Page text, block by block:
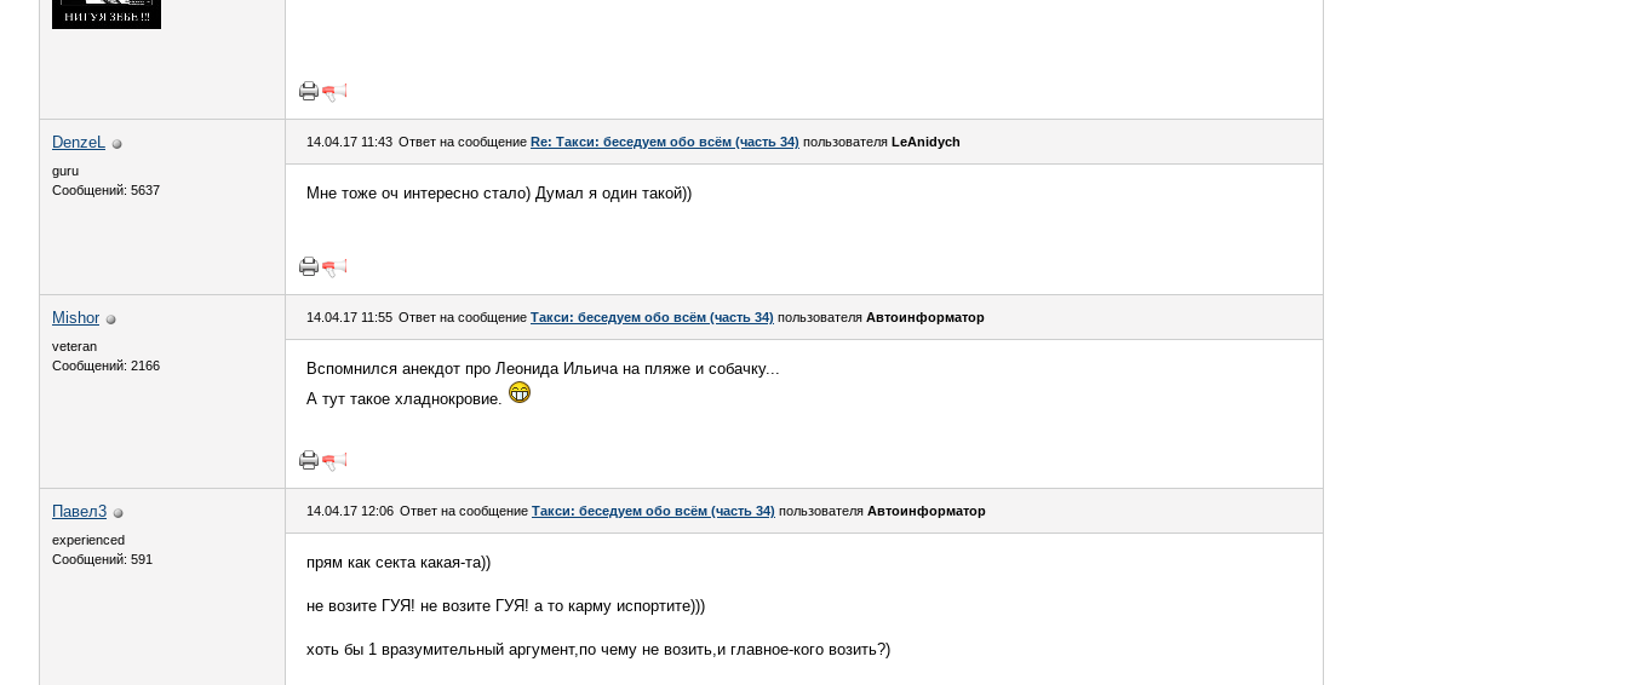
DenzeL
guru
Сообщений: 5637
14.04.17 11:43 Ответ на сообщение Re: Такси: беседуем обо всём (часть 34) пользователя LeAnidych
Мне тоже оч интересно стало) Думал я один такой))
Mishor
veteran
Сообщений: 2166
14.04.17 11:55 Ответ на сообщение Такси: беседуем обо всём (часть 34) пользователя Автоинформатор
Вспомнился анекдот про Леонида Ильича на пляже и собачку...
А тут такое хладнокровие.
Павел3
experienced
Сообщений: 591
14.04.17 12:06 Ответ на сообщение Такси: беседуем обо всём (часть 34) пользователя Автоинформатор
прям как секта какая-та))
не возите ГУЯ! не возите ГУЯ! а то карму испортите)))
хоть бы 1 вразумительный аргумент,по чему не возить,и главное-кого возить?)